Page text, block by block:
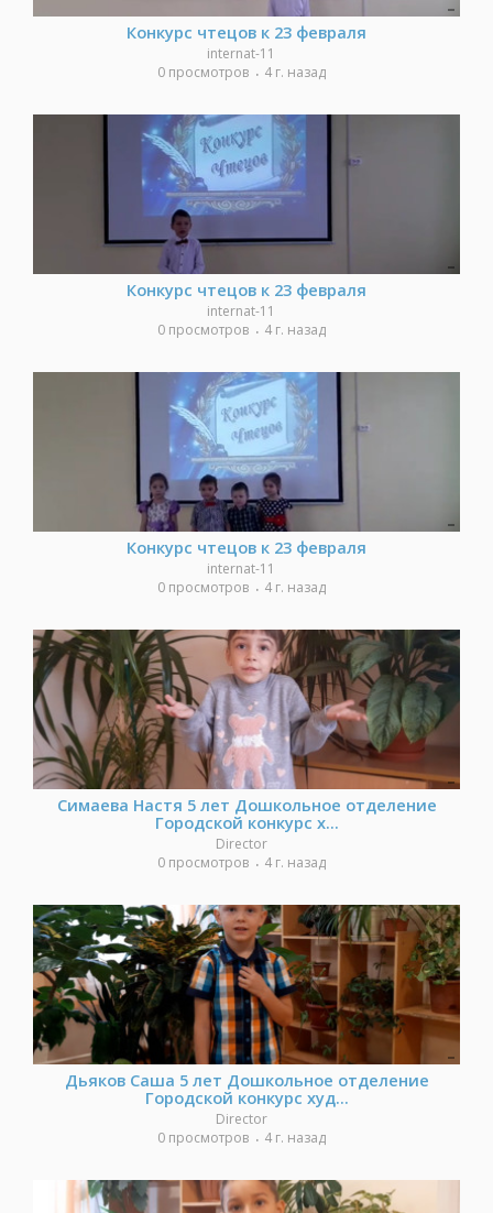
Конкурс чтецов к 23 февраля
internat-11
0 просмотров
4 г. назад
Конкурс чтецов к 23 февраля
internat-11
0 просмотров
4 г. назад
Конкурс чтецов к 23 февраля
internat-11
0 просмотров
4 г. назад
Симаева Настя 5 лет Дошкольное отделение
Городской конкурс х...
Director
0 просмотров
4 г. назад
Дьяков Саша 5 лет Дошкольное отделение
Городской конкурс худ...
Director
0 просмотров
4 г. назад